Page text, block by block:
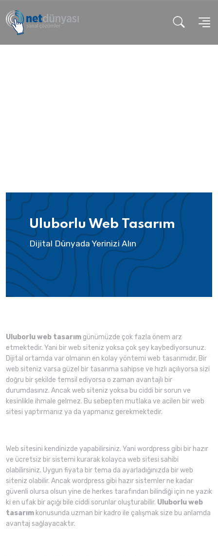
Uluborlu Web Tasarım
Dijital Dünyada Yerinizi Alın
Uluborlu web tasarım günümüzde çok fazla önem arz
etmektedir. Yani bir web siteniz yoksa çok şey kaybediyorsunuz.
Dijital ortamda var olmanın en kolay yöntemi web tasarımıdır. Bir
web siteniz varsa güzel bir tasarıma sahipse ve hızlı açılıyorsa sizi
doğru bir şekilde temsil ediyorsa o zaman avantajlı bir
durumdasınız. Ancak web siteniz yoksa bu ciddi bir sorun ve
kesinlikle ihmale gelmez. Bu sebepten mutlaka ve acilen bir web
sitesi yaptırmanız ya da yapmanız gerekmektedir.
Web sitesini kendinizde yapabilirsiniz. Yani wordpress gibi bir hazır
ve ücretsiz bir sistemi kurarak kolayca web sitesi sahibi
olabilirsiniz. Uygun fiyata bir tema da ayarladığınızda bir web
siteniz olabilir. Ancak wordpress gibi hazır sistemler ne kadar
güvenli olursa olsun yine de herkes tarafından bilindiği için ne yazık
ki en ufak bir açığı bile ciddi sorunlar oluşturabilir. Uluborlu web
tasarım konusunda uzman bir kadro ile çalışmak size bu anlamda
avantaj sağlayacaktır.